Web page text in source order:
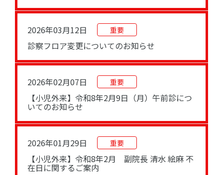
2026年03月12日 重要
診察フロア変更についてのお知らせ
2026年02月07日 重要
【小児外来】令和8年2月9日（月）午前診につ
いてのお知らせ
2026年01月29日 重要
【小児外来】令和8年2月 副院長 清水 絵麻 不
在日に関するご案内